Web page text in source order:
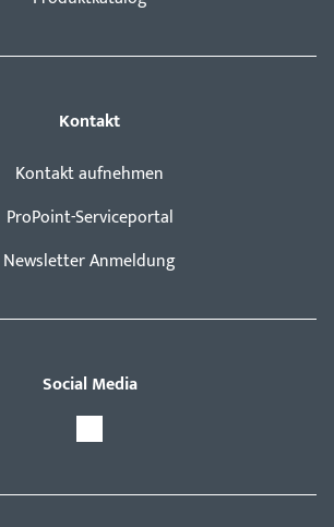
Kontakt
Kontakt aufnehmen
ProPoint-Serviceportal
Newsletter Anmeldung
Social Media